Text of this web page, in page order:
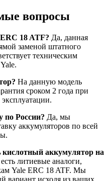
вопросы
18 ATF? Да, данная
заменой штатного
техническим
На данную модель
сроком 2 года при
по России? Да, мы
аккумуляторов по всей
кислотный аккумулятор на
литиевые аналоги,
Yale ERC 18 ATF. Мы